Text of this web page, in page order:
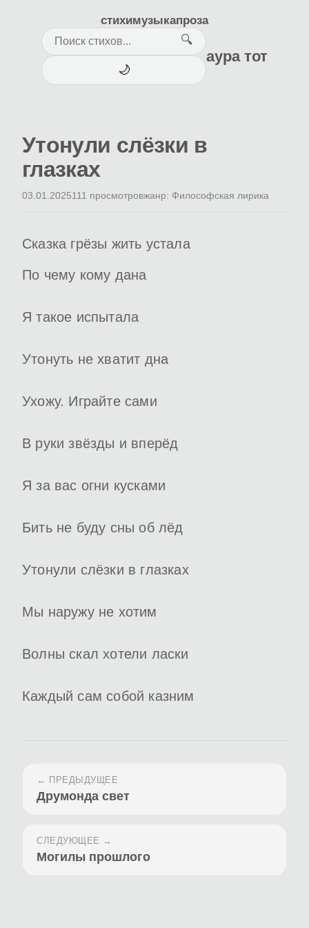
стихимузыкапроза
🔍
🌙
аура тот
Утонули слёзки в
глазках
03.01.2025111 просмотровжанр: Философская лирика
Сказка грёзы жить устала
По чему кому дана
Я такое испытала
Утонуть не хватит дна
Ухожу. Играйте сами
В руки звёзды и вперёд
Я за вас огни кусками
Бить не буду сны об лёд
Утонули слёзки в глазках
Мы наружу не хотим
Волны скал хотели ласки
Каждый сам собой казним
← ПРЕДЫДУЩЕЕ
Друмонда свет
СЛЕДУЮЩЕЕ →
Могилы прошлого